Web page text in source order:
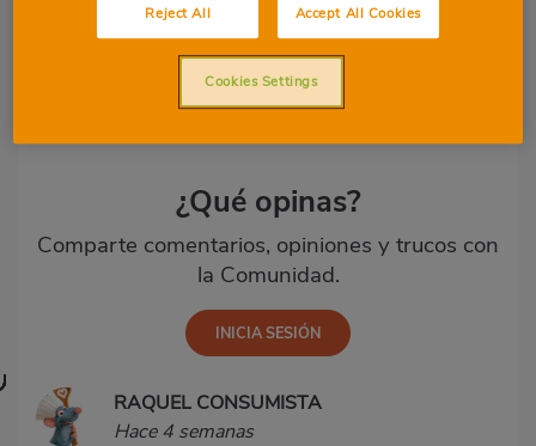
¿Qué opinas?
Comparte comentarios, opiniones y trucos con
la Comunidad.
RAQUEL CONSUMISTA
Hace 4 semanas
Reject All Accept All Cookies
Cookies Settings